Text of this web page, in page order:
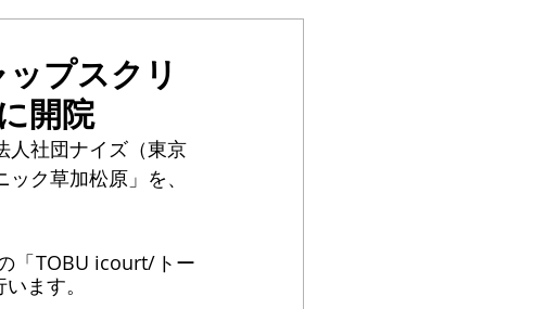
プスクリ
開院
人社団ナイズ（東京
ク草加松原」を、
「TOBU icourt/トー
ます。